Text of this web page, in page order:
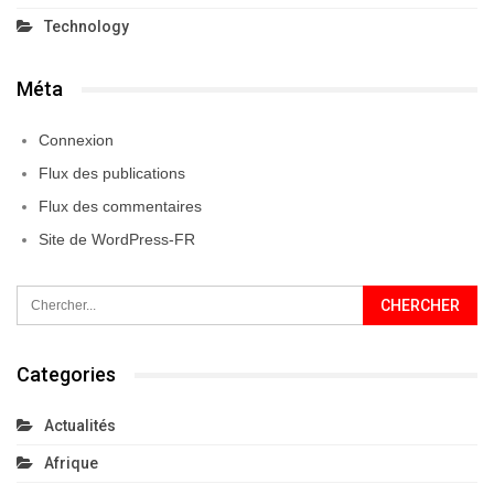
Technology
Méta
Connexion
Flux des publications
Flux des commentaires
Site de WordPress-FR
Categories
Actualités
Afrique